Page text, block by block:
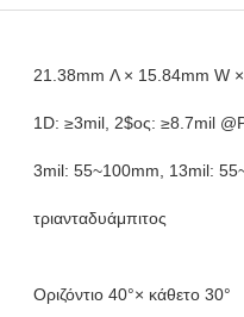
21.38mm Λ × 15.84mm W
1D: ≥3mil, 2$ος: ≥8.7mil
3mil: 55~100mm, 13mil:
τριανταδυάμπιτος
Οριζόντιο 40°× κάθετο 30°